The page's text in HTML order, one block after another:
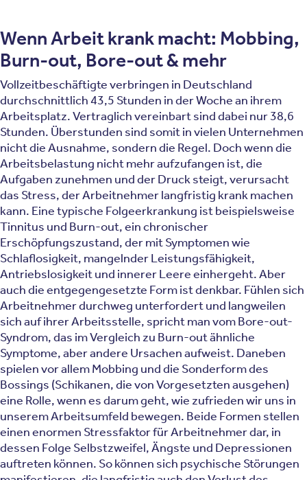
Wenn Arbeit krank macht: Mobbing,
Burn-out, Bore-out & mehr
Vollzeitbeschäftigte verbringen in Deutschland
durchschnittlich 43,5 Stunden in der Woche an ihrem
Arbeitsplatz. Vertraglich vereinbart sind dabei nur 38,6
Stunden. Überstunden sind somit in vielen Unternehmen
nicht die Ausnahme, sondern die Regel. Doch wenn die
Arbeitsbelastung nicht mehr aufzufangen ist, die
Aufgaben zunehmen und der Druck steigt, verursacht
das Stress, der Arbeitnehmer langfristig krank machen
kann. Eine typische Folgeerkrankung ist beispielsweise
Tinnitus und Burn-out, ein chronischer
Erschöpfungszustand, der mit Symptomen wie
Schlaflosigkeit, mangelnder Leistungsfähigkeit,
Antriebslosigkeit und innerer Leere einhergeht. Aber
auch die entgegengesetzte Form ist denkbar. Fühlen sich
Arbeitnehmer durchweg unterfordert und langweilen
sich auf ihrer Arbeitsstelle, spricht man vom Bore-out-
Syndrom, das im Vergleich zu Burn-out ähnliche
Symptome, aber andere Ursachen aufweist. Daneben
spielen vor allem Mobbing und die Sonderform des
Bossings (Schikanen, die von Vorgesetzten ausgehen)
eine Rolle, wenn es darum geht, wie zufrieden wir uns in
unserem Arbeitsumfeld bewegen. Beide Formen stellen
einen enormen Stressfaktor für Arbeitnehmer dar, in
dessen Folge Selbstzweifel, Ängste und Depressionen
auftreten können. So können sich psychische Störungen